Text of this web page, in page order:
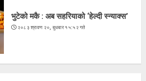
भुटेको मकै : अब सहरियाको ‘हेल्दी स्न्याक्स’
२०८३ श्रावण २०, बुधबार १५:५२ गते